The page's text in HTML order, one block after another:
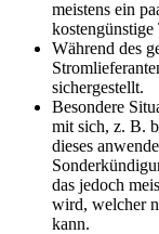
meistens ein
Während des
sichergestellt.
Besondere
mit sich, z. B.
dieses
das jedoch
wird, welcher
kann.